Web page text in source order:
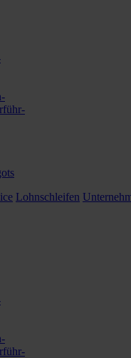
Lohnschleifen